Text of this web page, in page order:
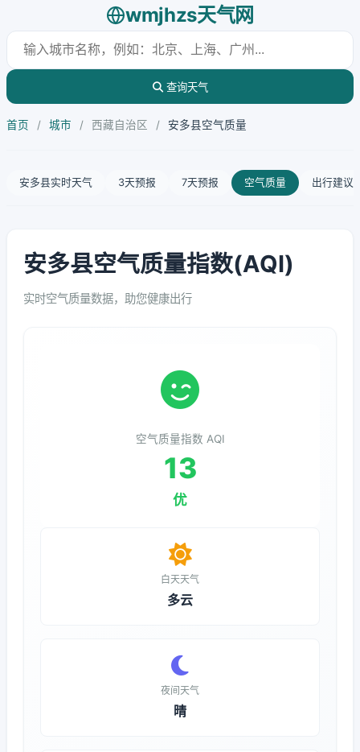
wmjhzs天气网
查询天气
首页 / 城市 / 西藏自治区 / 安多县空气质量
安多县实时天气 3天预报 7天预报 空气质量 出行建议
安多县空气质量指数(AQI)
实时空气质量数据，助您健康出行
空气质量指数 AQI
13
优
白天天气
多云
夜间天气
晴